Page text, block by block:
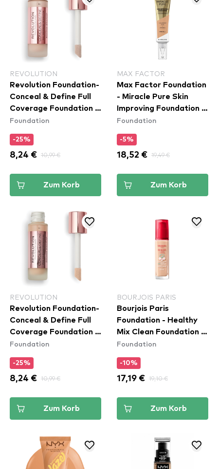
REVOLUTION
Revolution Foundation-
Conceal & Define Full
Coverage Foundation -
F3
Foundation
-25%
8,24 € 10,99 €
Zum Korb
MAX FACTOR
Max Factor Foundation
- Miracle Pure Skin
Improving Foundation -
50 Natural Rose
Foundation
-5%
18,52 € 19,49 €
Zum Korb
REVOLUTION
Revolution Foundation-
Conceal & Define Full
Coverage Foundation -
F5
Foundation
-25%
8,24 € 10,99 €
Zum Korb
BOURJOIS PARIS
Bourjois Paris
Foundation - Healthy
Mix Clean Foundation -
50C Rose Ivory
Foundation
-10%
17,19 € 19,10 €
Zum Korb